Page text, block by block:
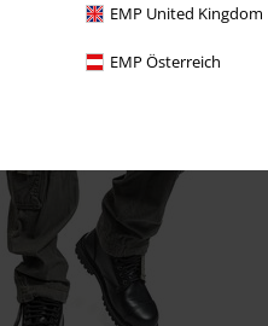
EMP United Kingdom
EMP Österreich